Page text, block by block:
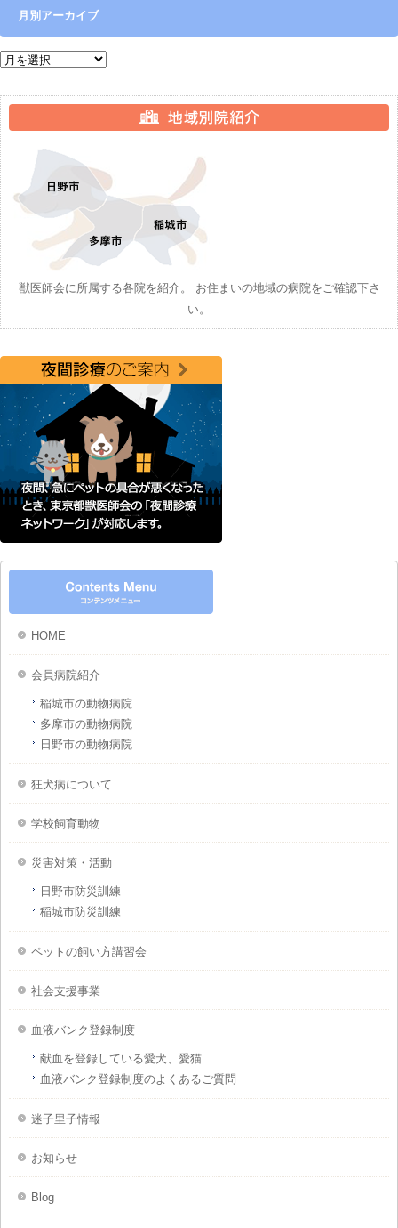
月別アーカイブ
月別アーカイブ
獣医師会に所属する各院を紹介。 お住まいの地域の病院をご確認下さ
い。
HOME
会員病院紹介
稲城市の動物病院
多摩市の動物病院
日野市の動物病院
狂犬病について
学校飼育動物
災害対策・活動
日野市防災訓練
稲城市防災訓練
ペットの飼い方講習会
社会支援事業
血液バンク登録制度
献血を登録している愛犬、愛猫
血液バンク登録制度のよくあるご質問
迷子里子情報
お知らせ
Blog